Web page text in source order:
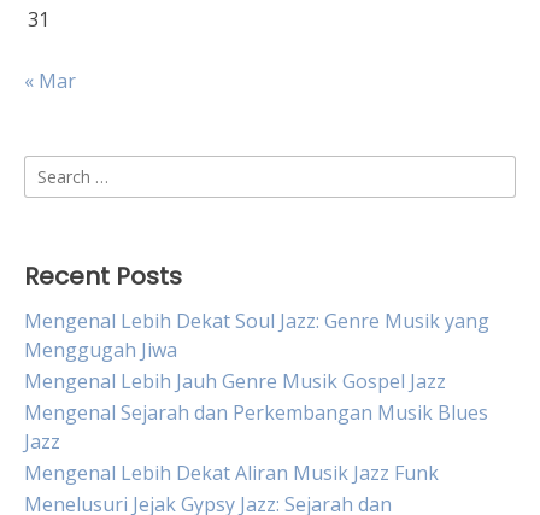
31
« Mar
Search
for:
Recent Posts
Mengenal Lebih Dekat Soul Jazz: Genre Musik yang
Menggugah Jiwa
Mengenal Lebih Jauh Genre Musik Gospel Jazz
Mengenal Sejarah dan Perkembangan Musik Blues
Jazz
Mengenal Lebih Dekat Aliran Musik Jazz Funk
Menelusuri Jejak Gypsy Jazz: Sejarah dan